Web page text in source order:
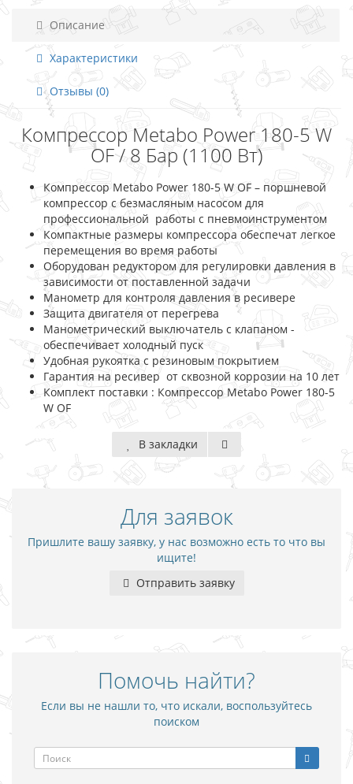
Описание
Характеристики
Отзывы (0)
Компрессор Metabo Power 180-5 W
OF / 8 Бар (1100 Вт)
Компрессор Metabo Power 180-5 W OF – поршневой
компрессор с безмасляным насосом для
профессиональной работы с пневмоинструментом
Компактные размеры компрессора обеспечат легкое
перемещения во время работы
Оборудован редуктором для регулировки давления в
зависимости от поставленной задачи
Манометр для контроля давления в ресивере
Защита двигателя от перегрева
Манометрический выключатель с клапаном -
обеспечивает холодный пуск
Удобная рукоятка с резиновым покрытием
Гарантия на ресивер от сквозной коррозии на 10 лет
Комплект поставки : Компрессор Metabo Power 180-5
W OF
В закладки
Для заявок
Пришлите вашу заявку, у нас возможно есть то что вы
ищите!
Отправить заявку
Помочь найти?
Если вы не нашли то, что искали, воспользуйтесь
поиском